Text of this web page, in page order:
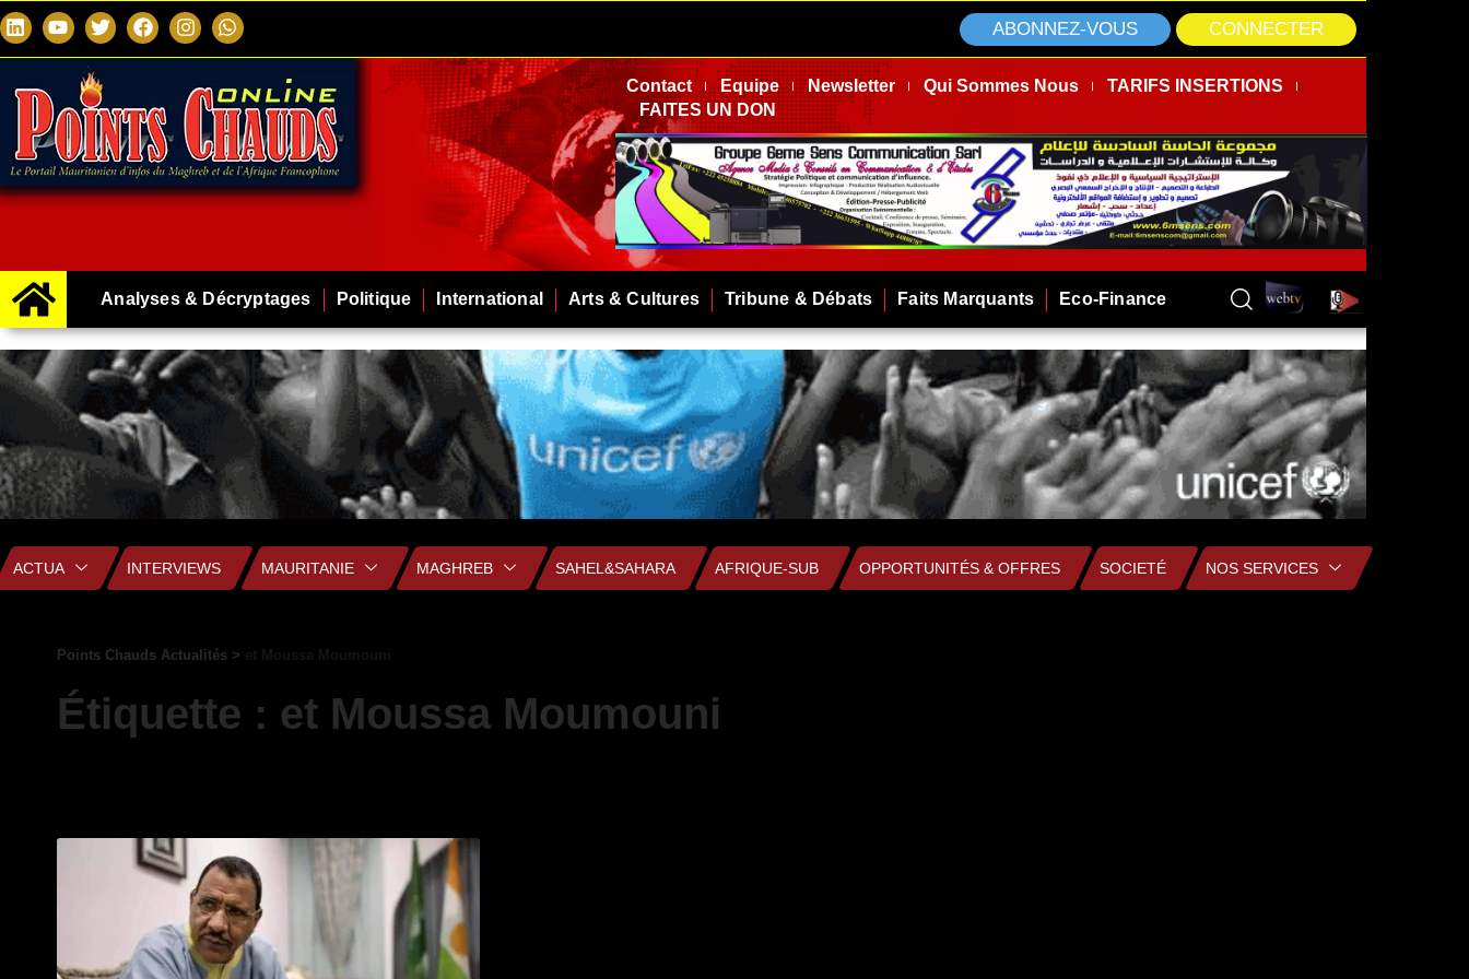
ABONNEZ-VOUS CONNECTER
Contact Equipe Newsletter Qui Sommes Nous
TARIFS INSERTIONS
FAITES UN DON
Analyses & Décryptages Politique International Arts & Cultures Tribune & Débats Faits Marquants Eco-Finance
ACTUA INTERVIEWS MAURITANIE MAGHREB SAHEL&SAHARA AFRIQUE-SUB OPPORTUNITÉS & OFFRES SOCIETÉ NOS SERVICES
Points Chauds Actualités >
Étiquette : et Moussa Moumouni